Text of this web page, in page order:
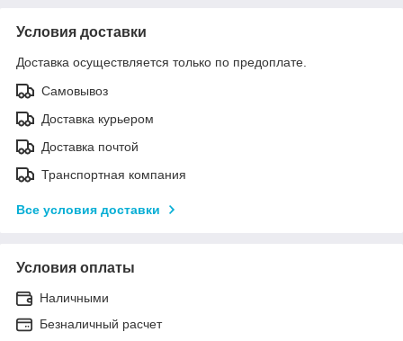
Условия доставки
Доставка осуществляется только по предоплате.
Самовывоз
Доставка курьером
Доставка почтой
Транспортная компания
Все условия доставки
Условия оплаты
Наличными
Безналичный расчет